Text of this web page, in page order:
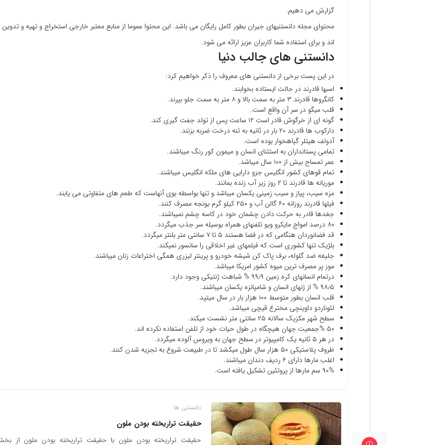
گزارش می دهیم.
محتوای مجله دانستنیهای جیران بطور کامل رایگان می باشد. این محتوا عموما از منابع معتبر خارجی استخراج و تهیه و
اند و برای استفاده شما کاربران عزیز ارائه می شود.
دانستنی های جالب دنیا
در این پست برخی از دانستنی های معروف را ذکر خواهیم کرد:
اسبها قادرند در حالت ایستاده بخوابند.
کانگروها قادرند ۳ متر به سمت بالا و ۸ متر به سمت جلو بپرند.
قلب میگو در سر آن واقع است.
گونه ای از خرگوش قادر است ۱۲ ساعت پس از تولد جفت گیری کند.
دارکوب ها قادرند ۲۰ بار در ثانیه به تنه درخت ضربه بزنند.
آدولف هیتلر گیاهخوار بوده است.
تمامی پستانداران به استثنای انسان و میمون کور رنگ میباشند.
عمر تمساح بیش از ۱۰۰ سال میباشد.
تمام قوهای کشور انگلیس جزو دارایی های ملکه انگلیس میباشند.
موریانه ها قادرند تا ۲ روز زیر آب زنده بمانند.
مزه سیب، پیاز و سیب زمینی یکسان میباشد.و تنها بواسطه بوی آنهاست که طعم های متفاوتی می یابند.
فیلها قادرند روزانه ۶۰ گالن آب و ۲۵۰ کیلو گرم یونجه مصرف کنند.
جغدها قادر به حرکت دادن چشمان خود در کاسه چشم نمیباشند.
۸۰ درصد امواج مایکرو ویو تلفنهای همراه بوسیله سر جذب میگردد.
قد فضانوردان هنگامی که در فضا هستند ۵ تا ۷ سانتی متر بلنتر میگردد.
بلژیک تنها کشوری است که فیلمهای غیر اخلاقی را سانسور نمیکند.
جلیغه ضد گلوله، برف پاک کن شیشه خودرو و پرینتر لیزری همگی اختراعات زنان میباشند.
موز پر مصرف ترین میوه کشور امریکا میباشد.
درتمام انسانهای کره زمین ۹۹٫۹ % شباهت ژنتیکی وجود دارد.
۹۸٫۵ % از ژنهای انسان و شامپانزه یکسان میباشند.
قلب انسان بطور متوسط ۱۰۰ هزار بار در سال میتپد.
لئوناردو داوینچی مخترع قیچی میباشد.
سطح شهر مکزیک سالانه ۲۵ سانتی متر نشست میکند.
۵۰ %جمعیت جهان هیچگاه در طول حیات خود از تلفن استفاده نکرده اند.
در هر ۵ ثانیه یک کامپیوتر در سطح جهان به ویروس آلوده میگردد.
ظروف پلاستیکی ۵۰ هزار سال طول میکشد تا در طبیعت شروع به تجزیه شدن کنند.
اغلب مارها دارای ۶ ردیف دندان میباشند.
۹۰% سم مارها از پروتئین تشکیل یافته است.
دانستنی ها
حقیقت تراریخته بودن ملون
حقیقت تراریخته بودن ملون با حقیقت تراریخته بودن ملون از